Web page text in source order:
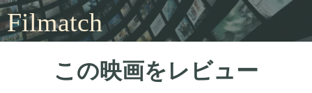
Filmatch
この映画をレビュー